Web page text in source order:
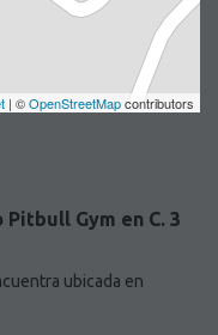
| ©OpenStreetMapcontributors
Pitbull Gym en C. 3
ubicada en